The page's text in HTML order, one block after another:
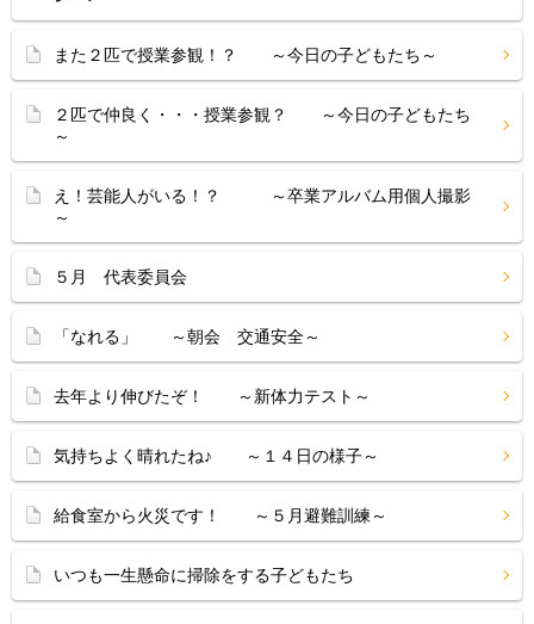
また２匹で授業参観！？ ～今日の子どもたち～
２匹で仲良く・・・授業参観？ ～今日の子どもたち
～
え！芸能人がいる！？ ～卒業アルバム用個人撮影
～
５月 代表委員会
「なれる」 ～朝会 交通安全～
去年より伸びたぞ！ ～新体力テスト～
気持ちよく晴れたね♪ ～１４日の様子～
給食室から火災です！ ～５月避難訓練～
いつも一生懸命に掃除をする子どもたち